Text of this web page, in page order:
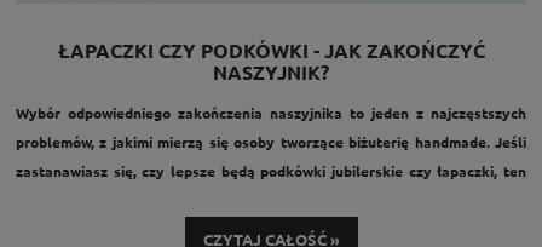
ŁAPACZKI CZY PODKÓWKI - JAK ZAKOŃCZYĆ
NASZYJNIK?
Wybór odpowiedniego zakończenia naszyjnika to jeden z najczęstszych
problemów, z jakimi mierzą się osoby tworzące biżuterię handmade. Jeśli
zastanawiasz się, czy lepsze będą podkówki jubilerskie czy łapaczki, ten
CZYTAJ CAŁOŚĆ »